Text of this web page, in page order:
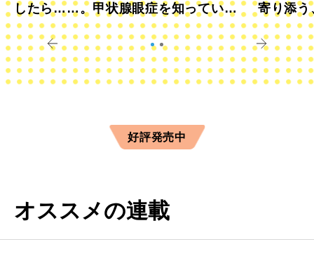
したら……。甲状腺眼症を知っていま
すか？
寄り添う
きに
好評発売中
オススメの連載